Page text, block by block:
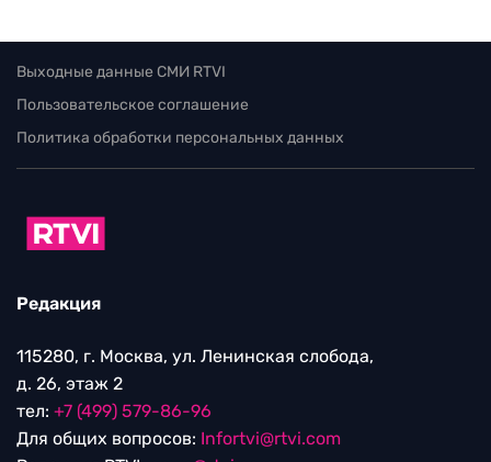
Выходные данные СМИ RTVI
Пользовательское соглашение
Политика обработки персональных данных
Редакция
115280, г. Москва, ул. Ленинская слобода,
д. 26, этаж 2
тел: +7 (499) 579-86-96
Для общих вопросов: Infortvi@rtvi.com